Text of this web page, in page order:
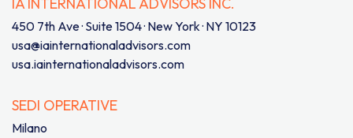
IA INTERNATIONAL ADVISORS INC.
450 7th Ave · Suite 1504 · New York · NY 10123
usa@iainternationaladvisors.com
usa.iainternationaladvisors.com
SEDI OPERATIVE
Milano